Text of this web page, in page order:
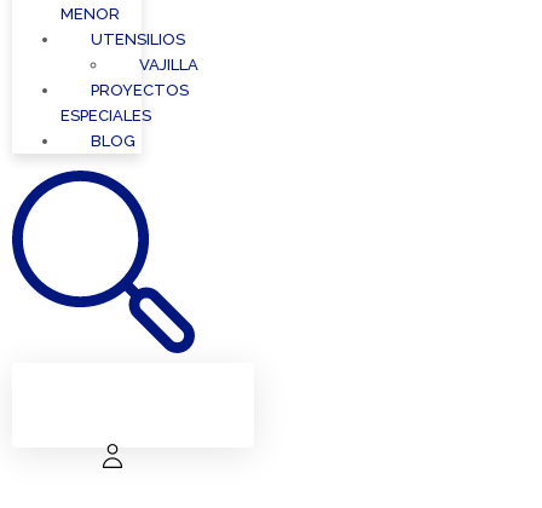
MENOR
UTENSILIOS
VAJILLA
PROYECTOS
ESPECIALES
BLOG